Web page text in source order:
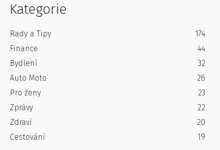
Kategorie
Rady a Tipy
174
Finance
44
Bydlení
32
Auto Moto
26
Pro ženy
23
Zprávy
22
Zdraví
20
Cestování
19